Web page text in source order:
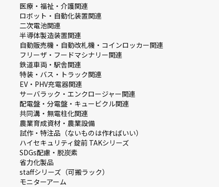
医療・福祉・介護関連
ロボット・自動化装置関連
二次電池関連
半導体製造装置関連
自動販売機・自動改札機・コインロッカー関連
フリーザ・フードマシナリー関連
鉄道車両・駅舎関連
特装・バス・トラック関連
EV・PHV充電器関連
サーバラック・エンクロージャー関連
配電盤・分電盤・キュービクル関連
共同溝・無電柱化関連
農業育成資材・農業設備
試作・特注品（ないものは作ればいい）
ハイセキュリティ錠前 TAKシリーズ
SDGs配慮・脱炭素
省力化製品
staffシリーズ（可搬ラック）
モニターアーム